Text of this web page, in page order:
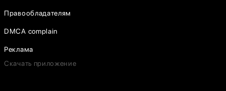
Правообладателям
DMCA complain
Реклама
Скачать приложение